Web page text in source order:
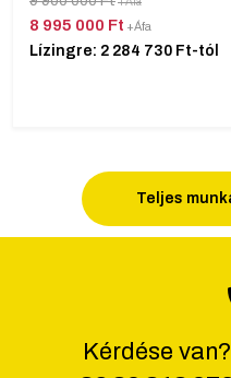
8 995 000 Ft +Áfa
Lízingre: 2 284 730 Ft-tól
Teljes
Kérdése